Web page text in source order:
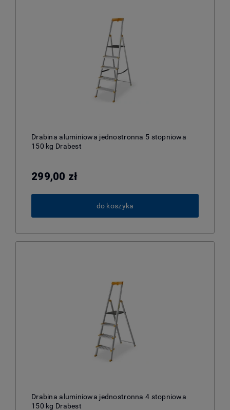
Drabina aluminiowa jednostronna 5 stopniowa
150 kg Drabest
299,00 zł
do koszyka
Drabina aluminiowa jednostronna 4 stopniowa
150 kg Drabest